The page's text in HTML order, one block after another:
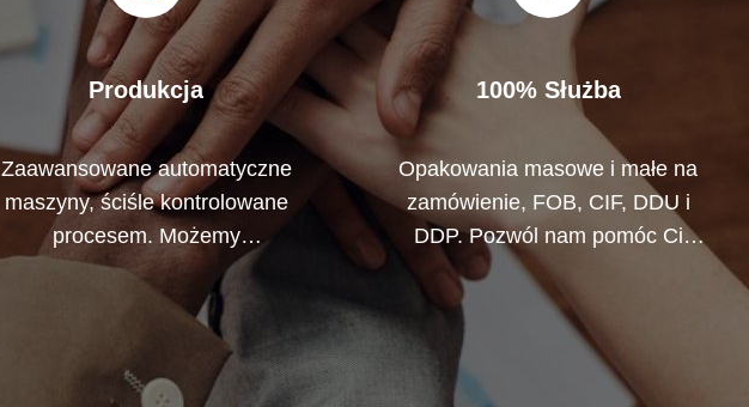
Produkcja
Zaawansowane automatyczne
maszyny, ściśle kontrolowane
procesem. Możemy
wyprodukować wszystkie
terminale elektryczne, które nie
są wymagane.
100% Służba
Opakowania masowe i małe na
zamówienie, FOB, CIF, DDU i
DDP. Pozwól nam pomóc Ci
znaleźć najlepsze rozwiązanie
dla wszystkich twoich
problemów.